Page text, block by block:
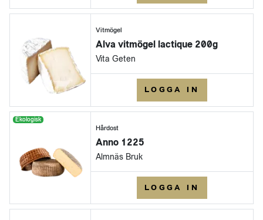
Vitmögel
Alva vitmögel lactique 200g
Vita Geten
LOGGA IN
Ekologisk
Hårdost
Anno 1225
Almnäs Bruk
LOGGA IN